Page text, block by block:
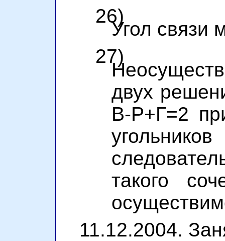
26)
Угол связи
27)
двух
В-Р+Г=2
такого
11.12.2004.